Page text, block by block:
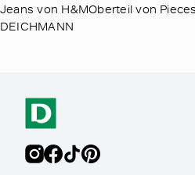
Jeans von H&MOberteil von
DEICHMANN